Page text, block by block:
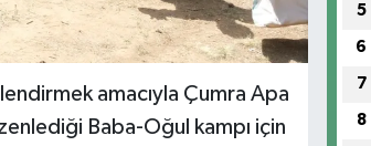
amacıyla Çumra Apa
Baba-Oğul kampı için
5
6
7
8